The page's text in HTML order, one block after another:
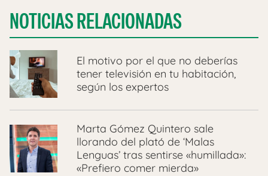
NOTICIAS RELACIONADAS
El motivo por el que no deberías
tener televisión en tu habitación,
según los expertos
Marta Gómez Quintero sale
llorando del plató de ‘Malas
Lenguas’ tras sentirse «humillada»:
«Prefiero comer mierda»